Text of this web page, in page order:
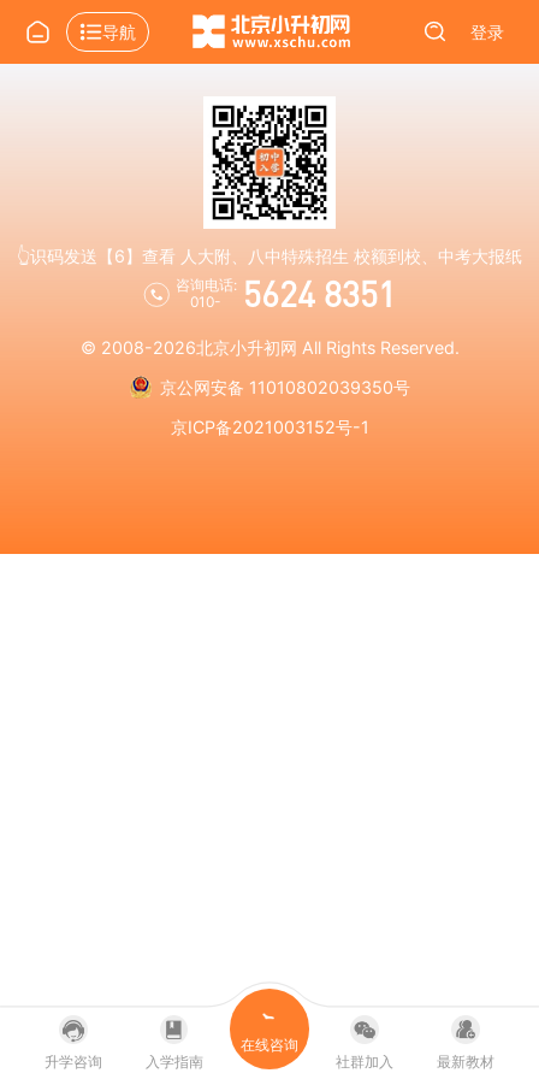
导航 登录
👆识码发送【6】查看 人大附、八中特殊招生 校额到校、中考大报纸
咨询电话:
010-
5624 8351
© 2008-2026北京小升初网 All Rights Reserved.
京公网安备 11010802039350号
京ICP备2021003152号-1
升学咨询 入学指南
在线咨询
社群加入
最新教材